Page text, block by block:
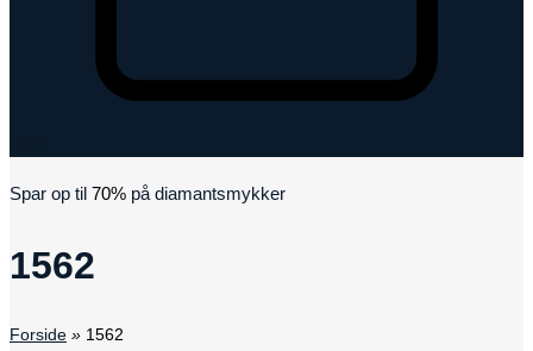
Spar op til 70% på diamantsmykker
1562
Forside » 1562